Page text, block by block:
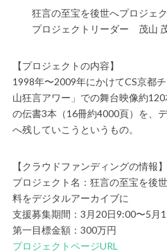
狂言の至宝を後世へプロジェク
プロジェクトリーダー 茂山
【プロジェクトの内容】
1998年〜2009年にかけてCS京都
山狂言アワー」での舞台映像約
の伝書3本（16冊約4000頁）を、
へ残していこうというもの。
【クラウドファンディングの情報】
プロジェクト名：狂言の至宝を後
料をデジタルアーカイブに
支援募集期間：3月20日9:00〜5月
第一目標金額：300万円
プロジェクトページURL